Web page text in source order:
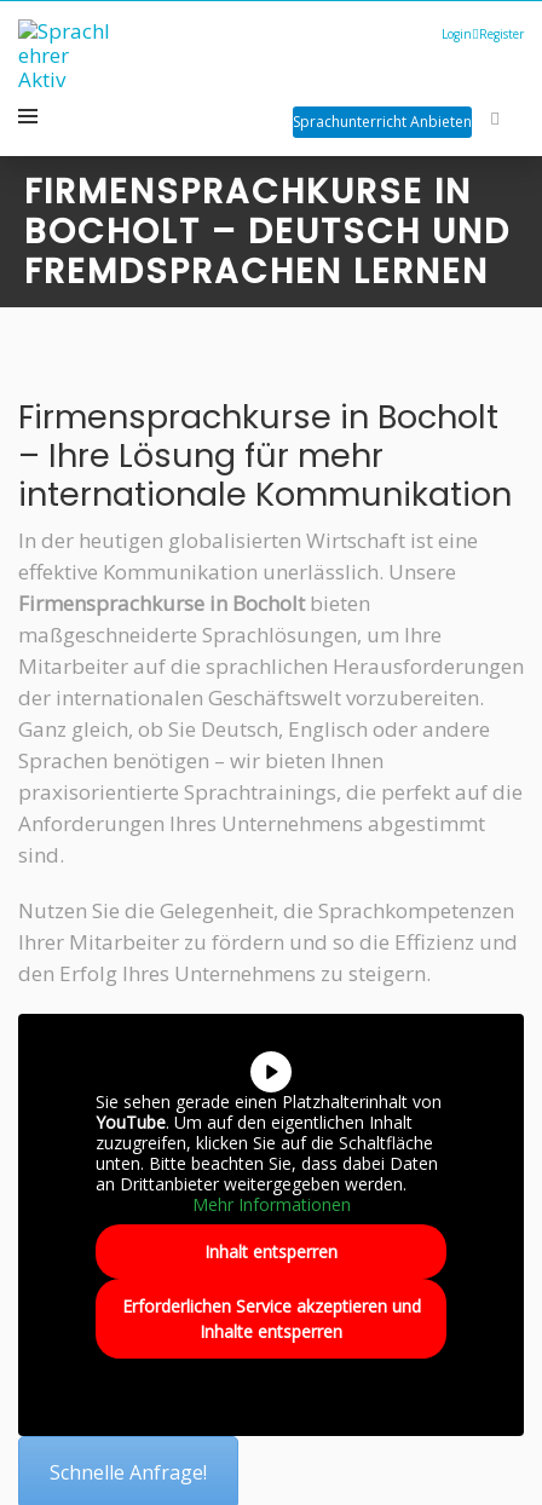
Login Register
Sprachunterricht Anbieten
FIRMENSPRACHKURSE IN
BOCHOLT – DEUTSCH UND
FREMDSPRACHEN LERNEN
Firmensprachkurse in Bocholt
– Ihre Lösung für mehr
internationale Kommunikation
In der heutigen globalisierten Wirtschaft ist eine
effektive Kommunikation unerlässlich. Unsere
Firmensprachkurse in Bocholtbieten
maßgeschneiderte Sprachlösungen, um Ihre
Mitarbeiter auf die sprachlichen Herausforderungen
der internationalen Geschäftswelt vorzubereiten.
Ganz gleich, ob Sie Deutsch, Englisch oder andere
Sprachen benötigen – wir bieten Ihnen
praxisorientierte Sprachtrainings, die perfekt auf die
Anforderungen Ihres Unternehmens abgestimmt
sind.
Nutzen Sie die Gelegenheit, die Sprachkompetenzen
Ihrer Mitarbeiter zu fördern und so die Effizienz und
den Erfolg Ihres Unternehmens zu steigern.
Sie sehen gerade einen Platzhalterinhalt von
YouTube. Um auf den eigentlichen Inhalt
zuzugreifen, klicken Sie auf die Schaltfläche
unten. Bitte beachten Sie, dass dabei Daten
an Drittanbieter weitergegeben werden.
Mehr Informationen
Inhalt entsperren
Erforderlichen Service akzeptieren und
Inhalte entsperren
Schnelle Anfrage!